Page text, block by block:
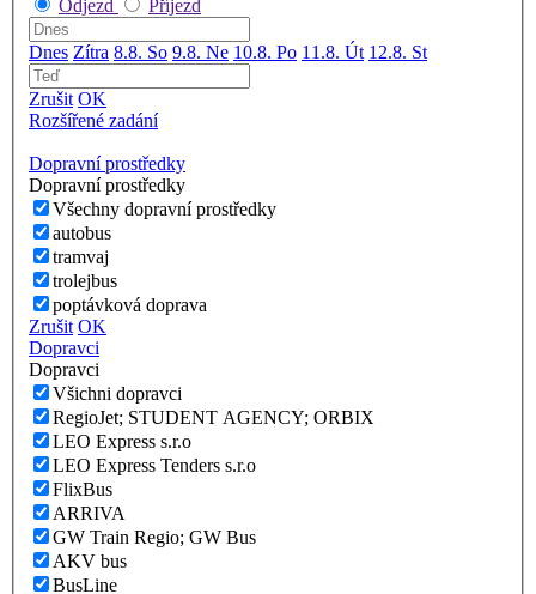
Odjezd
Příjezd
Dnes Zítra 8.8. So 9.8. Ne 10.8. Po 11.8. Út 12.8. St
Zrušit OK
Rozšířené zadání
Dopravní prostředky
Dopravní prostředky
Všechny dopravní prostředky
autobus
tramvaj
trolejbus
poptávková doprava
Zrušit OK
Dopravci
Dopravci
Všichni dopravci
RegioJet; STUDENT AGENCY; ORBIX
LEO Express s.r.o
LEO Express Tenders s.r.o
FlixBus
ARRIVA
GW Train Regio; GW Bus
AKV bus
BusLine